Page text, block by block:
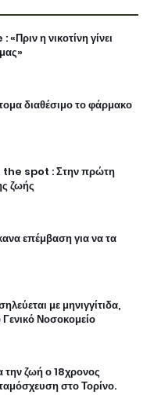
η νικοτίνη γίνει
διαθέσιμο το φάρμακο
spot : Στην πρώτη
ζωής
επέμβαση για να τα
με μηνιγγίτιδα,
Νοσοκομείο
την ζωή ο 18χρονος
στο Τορίνο.